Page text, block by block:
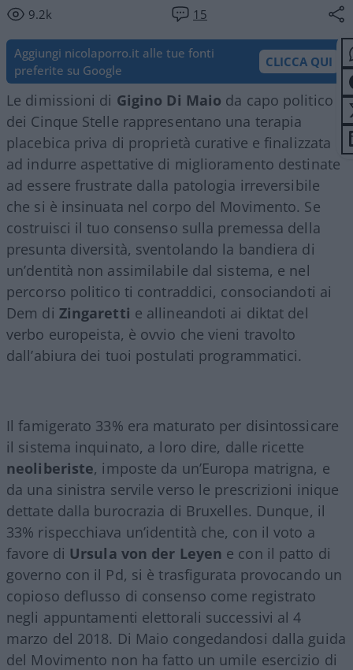
9.2k 15
Aggiungi nicolaporro.it alle tue fonti
preferite su Google
CLICCA QUI
Le dimissioni di Gigino Di Maio da capo politico
dei Cinque Stelle rappresentano una terapia
placebica priva di proprietà curative e finalizzata
ad indurre aspettative di miglioramento destinate
ad essere frustrate dalla patologia irreversibile
che si è insinuata nel corpo del Movimento. Se
costruisci il tuo consenso sulla premessa della
presunta diversità, sventolando la bandiera di
un’dentità non assimilabile dal sistema, e nel
percorso politico ti contraddici, consociandoti ai
Dem di Zingaretti e allineandoti ai diktat del
verbo europeista, è ovvio che vieni travolto
dall’abiura dei tuoi postulati programmatici.
Il famigerato 33% era maturato per disintossicare
il sistema inquinato, a loro dire, dalle ricette
neoliberiste, imposte da un’Europa matrigna, e
da una sinistra servile verso le prescrizioni inique
dettate dalla burocrazia di Bruxelles. Dunque, il
33% rispecchiava un’identità che, con il voto a
favore di Ursula von der Leyen e con il patto di
governo con il Pd, si è trasfigurata provocando un
copioso deflusso di consenso come registrato
negli appuntamenti elettorali successivi al 4
marzo del 2018. Di Maio congedandosi dalla guida
del Movimento non ha fatto un umile esercizio di